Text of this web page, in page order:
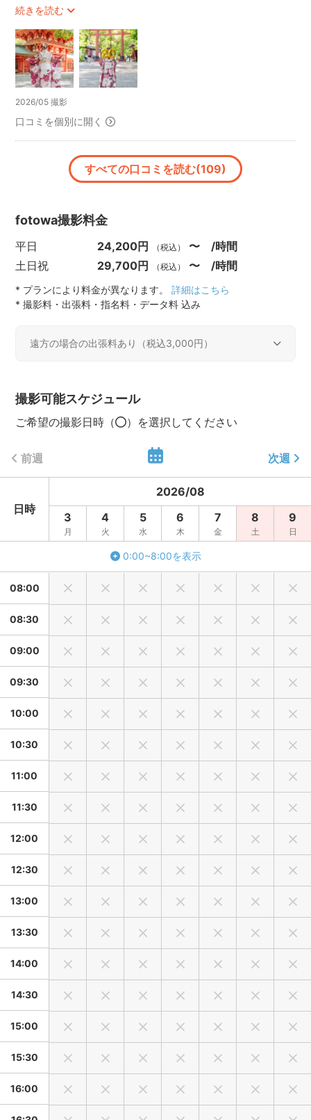
お宮参り、七五三、成人式撮影で使用できるグッズ多数ご用
神社によっては事前または当日に撮影申請が必要となりま
す。
私が把握している場合にはお伝え可能ですが、後方記載の
「撮影許可について」を必ずご一読ください。
※複数のご家族様合同での七五三撮影、お参り撮影について
撮影の性質上、時間の配分を等しく割り振ることができない
こと、それぞれのご家族で同じように撮影を進行することが
不公平感のある撮影になりかねない為、複数のご家族様合同
あらかじめご了承ください。
- - - - - - - - - -
アートニューボーンフォトは作例に載せているカゴとクッシ
赤ちゃんに負担のかかるのポーズは行っておりません🙇‍♀️
1枠60分で以下内容を撮影させていただきます。
①おくるみ1パターン目、手足のパーツカット
②以下A～Bの中からおひとつお選びください
A：おくるみ2パターン目
B：おむつ替えやミルクをあげている、赤ちゃんをあやして
いるような自然な様子
③家族集合写真
★パターンとは、カゴ、おくるみの色等を変え、雰囲気を大
きく変える事です。一つのパターンの中でアングル、小物等
の細かい部分を変えていきます。背景は1つのみご選択可能で
★おくるみの色は白色、ベージュ、茶色、サーモンピンク、
★ヘアアクセやボンネットなどの小物もお選びいただけま
ります。
★かご、クッションについては赤ちゃんの体重によって使用
できるものが異なるためご希望に添えない場合がございま
す。
★赤ちゃんが寝てくれない、ぐずっておくるみ巻きができな
い場合、60分無償で延長させていただきます。（準備や撤収
作業を含む最大120分確保）
・ニューボーンフォトは『ご出産後』のご予約をお願いして
・アートニューボーンフォトの撮影は生後14日以内を推奨し
ております。生後14日を超える場合、眠りも浅くなり骨格も
しくなります。
・家族写真はご自宅を背景としたナチュラルなものになりま
す。
・赤ちゃんがおくるみをした状態での兄弟撮影は行っており
ません。上の子が4歳以下の場合、ぐずってしまったり赤ちゃ
んの見慣れない衣装に警戒して撮影できないことが多いため
続きを読む
と心配になってしまい、失礼だとは分かりながらもあきさんに
応はせずに私の気持ちを汲み取りながら安心できるお言葉をた
くさんいただき、不安がなくなりたした。
そして当日は天候にも恵まれ、こちらの身勝手な対応にも快く
対応していただいたことに感謝しかありません。
事細かく把握し撮影に取り組んでいる姿がとっても印象に残っ
ています。あきさんの人柄が写真にも出ていて、娘の素敵な姿
をたくさん撮っていただいて大満足です！たくさんのカメラマ
ンの中から、あきさんを選んで本当に良かったと思っていま
す。長文になってしまいましたが、あきさんの魅力はまだまだ
たくさん書けるぐらい、ぜひ他の方にもおすすめしたいです！
は、必ずまたあきさんにお願いします！
本当にありがとうございました。これからも、益々のあきさん
のご活躍を祈っております。
2026/05 撮影
口コミを個別に開く
すべての口コミを読む(109)
fotowa撮影料金
平日 24,200円 （税込）
〜 /時間
土日祝
29,700円 （税込） 〜 /時間
* プランにより料金が異なります。詳細はこちら
* 撮影料・出張料・指名料・データ料 込み
遠方の場合の出張料あり（税込3,000円）
活動エリア内
0円（税込）
活動エリア外
3,000円（税込）
撮影可能スケジュール
ご希望の撮影日時（ ）を選択してください
前週 次週
日時
2026/08
3
月
4
火
5
水
6
木
7
金
8
土
9
日
0:00~8:00を表示
08:00
08:30
09:00
09:30
10:00
10:30
11:00
11:30
12:00
12:30
13:00
13:30
14:00
14:30
15:00
15:30
16:00